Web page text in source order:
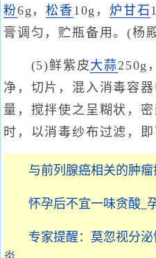
粉6g，松香10g， 炉甘石
膏调匀，贮瓶备用。(杨
(5)鲜紫皮大蒜250g
净，切片，混入消毒容
量，搅拌使之呈糊状，
时，以消毒纱布过滤，即
与前列腺癌相关的肿
怀孕后不宜一味贪酸_
专家提醒：莫忽视分